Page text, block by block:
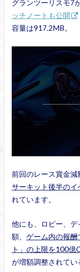
グランツーリスモ7
ッチノートも公開
容量は917.2MB。
前回のレース賞金減
サーキット後半の
れています。
他にも、ロビー、
額、 ゲーム内の報酬
ト」の上限を100億
が増額調整されてい